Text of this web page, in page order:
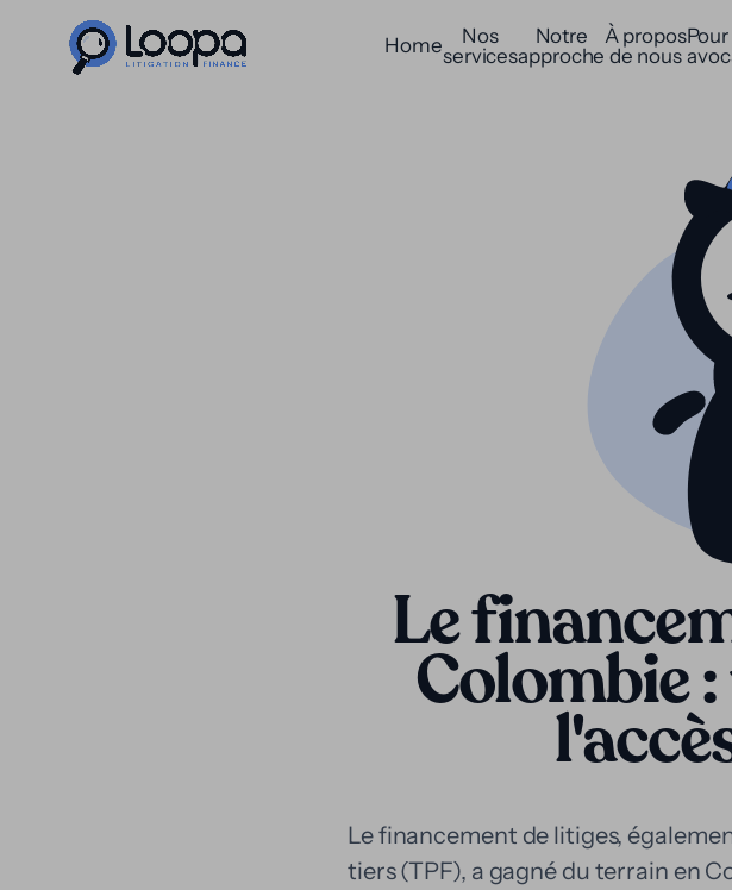
Home
Nos
services
Notre
approche
À propos
de nous
Pour
Le
Colombie
Le financement de litiges,
tiers (TPF), a gagné du terrain en